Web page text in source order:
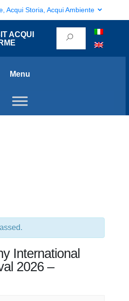
Acqui Storia, Acqui Ambiente
ACQUI
Menu
International
2026 –